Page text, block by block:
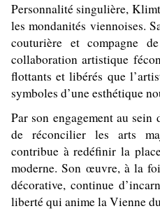
Personnalité singulière,
les mondanités viennoises.
couturière et compagne
collaboration artistique
flottants et libérés que
symboles d’une esthétique
Par son engagement au sein
de réconcilier les arts
contribue à redéfinir la
moderne. Son œuvre, à la
décorative, continue
liberté qui anime la Vienne